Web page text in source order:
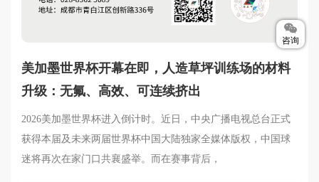
美加墨世界杯开幕在即，人造草坪训练场的材料
升级：无氟、高效、可连续挤出
2026美加墨世界杯进入倒计时。近日，中央广播电视总台正式
获得本届及未来两届世界杯中国大陆独家全媒体版权，中国球
迷将再次在家门口共襄盛举。而在赛事背后，
咨询